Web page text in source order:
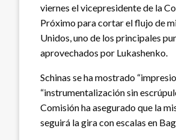
viernes el vicepresidente de la
Próximo para cortar el flujo de
Unidos, uno de los principales
aprovechados por Lukashenko.
Schinas se ha mostrado
“instrumentalización sin
Comisión ha asegurado que la
seguirá la gira con escalas en